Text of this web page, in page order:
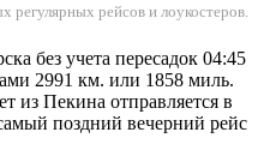
регулярных рейсов и лоукостеров.
без учета пересадок 04:45
2991 км. или 1858 миль.
из Пекина отправляется в
поздний вечерний рейс